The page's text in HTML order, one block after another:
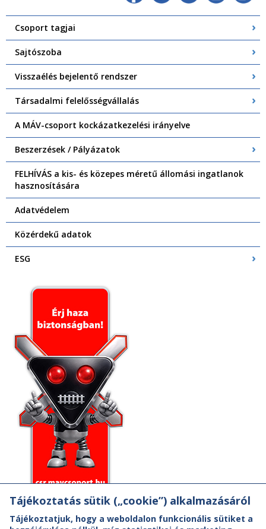
Csoport tagjai
Sajtószoba
Visszaélés bejelentő rendszer
Társadalmi felelősségvállalás
A MÁV-csoport kockázatkezelési irányelve
Beszerzések / Pályázatok
FELHÍVÁS a kis- és közepes méretű állomási ingatlanok
hasznosítására
Adatvédelem
Közérdekű adatok
ESG
Tájékoztatás sütik („cookie”) alkalmazásáról
Tájékoztatjuk, hogy a weboldalon funkcionális sütiket a